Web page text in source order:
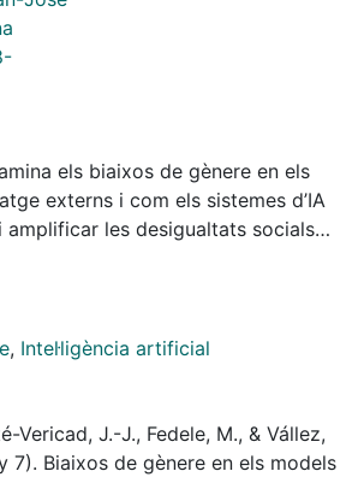
els biaixos de gènere en els
externs i com els sistemes d’IA
amplificar les desigualtats socials
mètodes per detectar el biaix de
de codi obert en la promoció de la
rendició de comptes.
, Intel·ligència artificial
Vericad, J.-J., Fedele, M., & Vállez,
7). Biaixos de gènere en els models